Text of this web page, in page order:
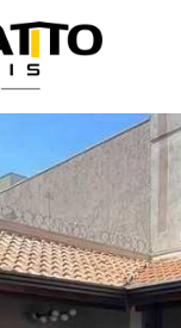
/ Casa / Casa à